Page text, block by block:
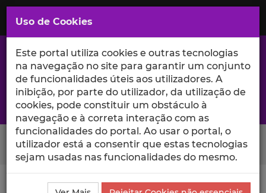
Saltar
para
Conteúdo
Principal
A excelência da investigação e ciência no Iscte
Search Button
Ciência_Iscte Publicações
Descrição Detalhada da
Uso de Cookies
Este portal utiliza cookies e outras tecnologias
na navegação no site para garantir um conjunto
de funcionalidades úteis aos utilizadores. A
inibição, por parte do utilizador, da utilização de
cookies, pode constituir um obstáculo à
navegação e à correta interação com as
funcionalidades do portal. Ao usar o portal, o
utilizador está a consentir que estas tecnologias
sejam usadas nas funcionalidades do mesmo.